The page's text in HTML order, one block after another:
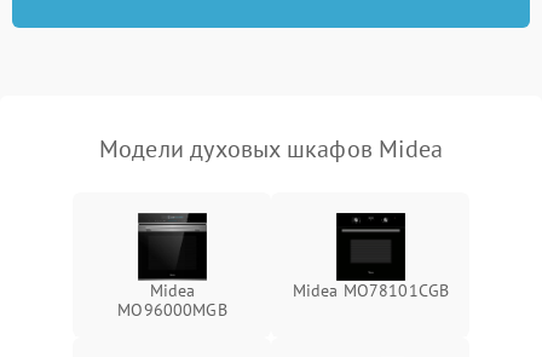
Модели духовых шкафов Midea
Midea
MO96000MGB
Midea MO78101CGB